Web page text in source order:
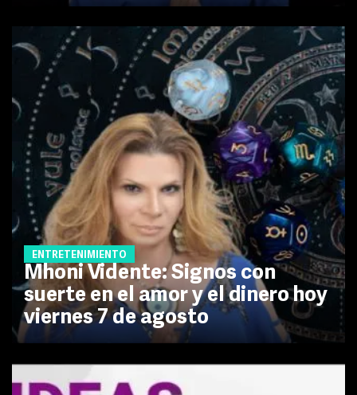
ENTRETENIMIENTO
Mhoni Vidente: Signos con
suerte en el amor y el dinero hoy
viernes 7 de agosto